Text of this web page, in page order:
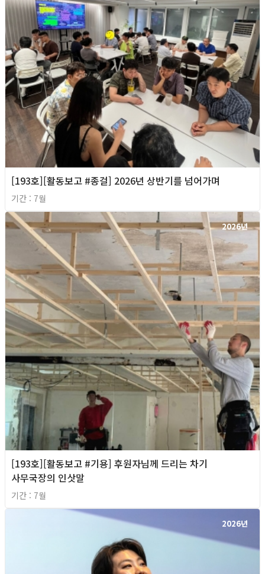
[193호][활동보고 #종걸] 2026년 상반기를 넘어가며
기간 : 7월
2026년
[193호][활동보고 #기용] 후원자님께 드리는 차기
사무국장의 인삿말
기간 : 7월
2026년